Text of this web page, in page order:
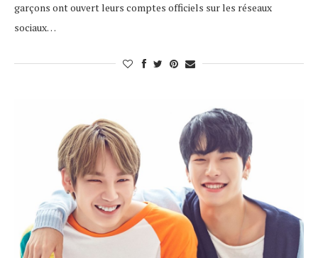
garçons ont ouvert leurs comptes officiels sur les réseaux
sociaux…